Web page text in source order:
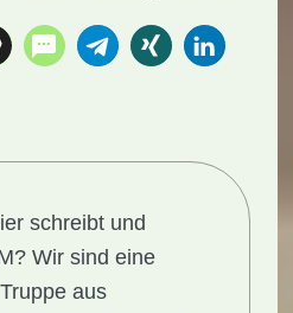
schreibt und
Wir sind eine
aus